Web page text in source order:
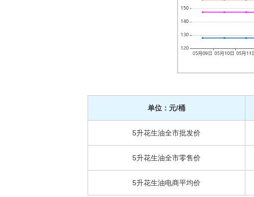
单位：元/桶
5升花生油全市批发价
5升花生油全市零售价
5升花生油电商平均价